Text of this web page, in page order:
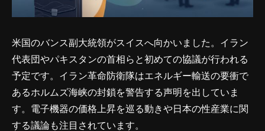
米国のバンス副大統領がスイスへ向かいました。イラン
代表団やパキスタンの首相らと初めての協議が行われる
予定です。イラン革命防衛隊はエネルギー輸送の要衝で
あるホルムズ海峡の封鎖を警告する声明を出していま
す。電子機器の価格上昇を巡る動きや日本の性産業に関
する議論も注目されています。